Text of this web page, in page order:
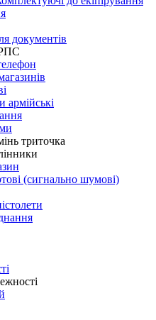
документів
армійські
триточка
(сигнально шумові)